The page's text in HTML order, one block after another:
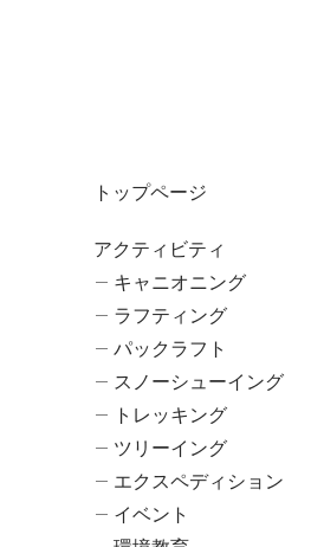
トップページ
アクティビティ
キャニオニング
ラフティング
パックラフト
スノーシューイング
トレッキング
ツリーイング
エクスペディション
イベント